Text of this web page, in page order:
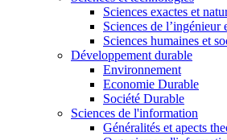
Sciences exactes et
Sciences de l’ingénieur
Sciences humaines et
Développement durable
Environnement
Economie Durable
Société Durable
Sciences de l'information
Généralités et apects